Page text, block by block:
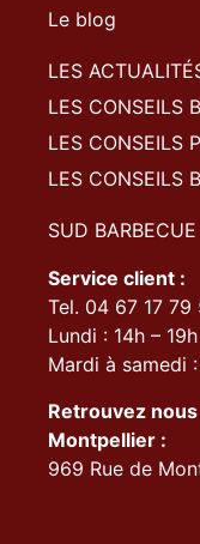
Le blog
LES
LES CONSEILS
LES CONSEILS
LES CONSEILS
SUD BARBECUE
Service client :
Tel. 04 67 17 79
Lundi : 14h – 19h
Mardi à samedi
Retrouvez
Montpellier :
969 Rue de